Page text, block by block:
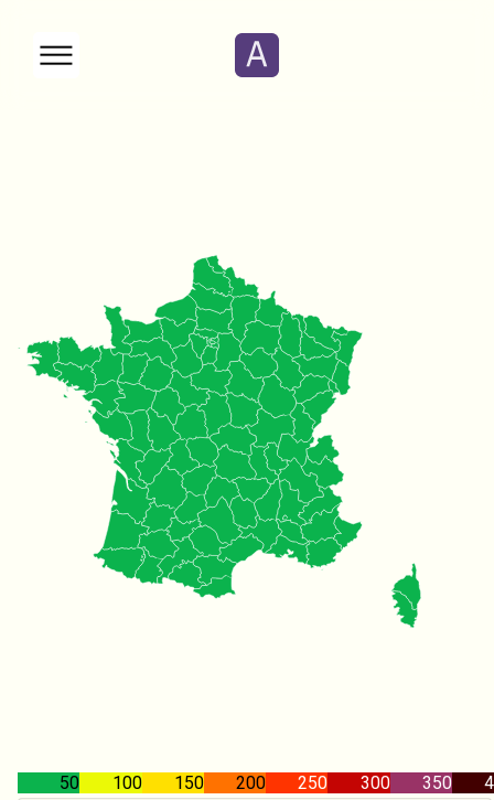
50 100 150 200 250 300 350